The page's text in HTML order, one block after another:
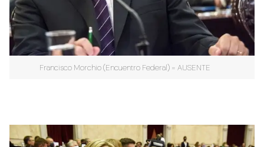
Francisco Morchio (Encuentro Federal) = AUSENTE